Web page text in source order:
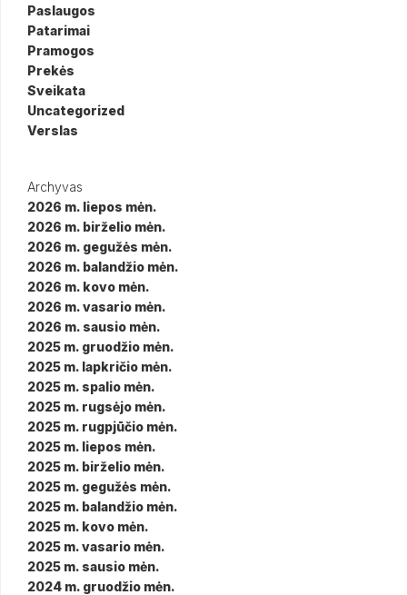
Paslaugos
Patarimai
Pramogos
Prekės
Sveikata
Uncategorized
Verslas
Archyvas
2026 m. liepos mėn.
2026 m. birželio mėn.
2026 m. gegužės mėn.
2026 m. balandžio mėn.
2026 m. kovo mėn.
2026 m. vasario mėn.
2026 m. sausio mėn.
2025 m. gruodžio mėn.
2025 m. lapkričio mėn.
2025 m. spalio mėn.
2025 m. rugsėjo mėn.
2025 m. rugpjūčio mėn.
2025 m. liepos mėn.
2025 m. birželio mėn.
2025 m. gegužės mėn.
2025 m. balandžio mėn.
2025 m. kovo mėn.
2025 m. vasario mėn.
2025 m. sausio mėn.
2024 m. gruodžio mėn.